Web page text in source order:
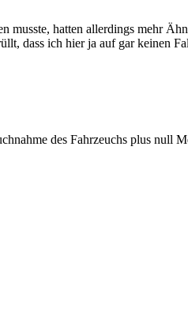
hatten allerdings mehr
dass ich hier ja auf gar keinen
des Fahrzeuchs plus null